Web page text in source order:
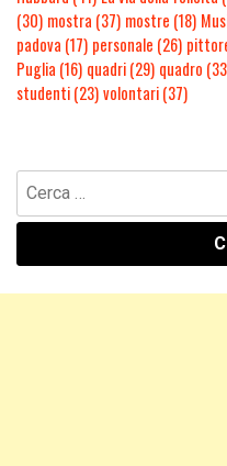
(30) mostra (37) mostre (18)
padova (17) personale (26)
Puglia (16) quadri(29) quadro
studenti(23)volontari(37)